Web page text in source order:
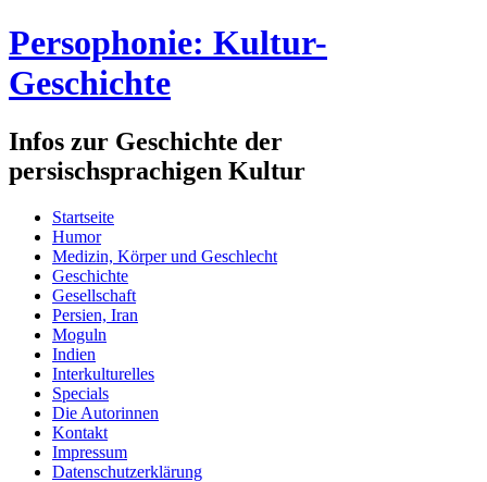
Persophonie: Kultur-
Geschichte
Infos zur Geschichte der
persischsprachigen Kultur
Startseite
Humor
Medizin, Körper und Geschlecht
Geschichte
Gesellschaft
Persien, Iran
Moguln
Indien
Interkulturelles
Specials
Die Autorinnen
Kontakt
Impressum
Datenschutzerklärung